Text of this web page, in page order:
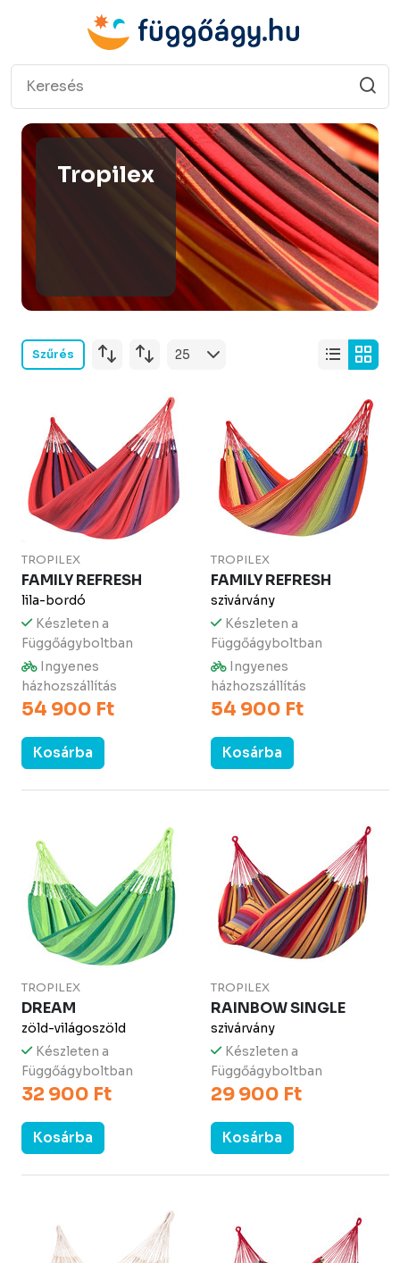
Tropilex
Szűrés
TROPILEX
FAMILY REFRESH
lila-bordó
Készleten a
Függőágyboltban
Ingyenes
házhozszállítás
54 900 Ft
Kosárba
TROPILEX
FAMILY REFRESH
szivárvány
Készleten a
Függőágyboltban
Ingyenes
házhozszállítás
54 900 Ft
Kosárba
TROPILEX
DREAM
zöld-világoszöld
Készleten a
Függőágyboltban
32 900 Ft
Kosárba
TROPILEX
RAINBOW SINGLE
szivárvány
Készleten a
Függőágyboltban
29 900 Ft
Kosárba